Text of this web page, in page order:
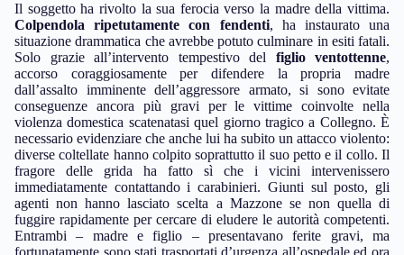
Il soggetto ha rivolto la sua ferocia verso la madre della vittima.
Colpendola ripetutamente con fendenti, ha instaurato una
situazione drammatica che avrebbe potuto culminare in esiti fatali.
Solo grazie all’intervento tempestivo del figlio ventottenne,
accorso coraggiosamente per difendere la propria madre
dall’assalto imminente dell’aggressore armato, si sono evitate
conseguenze ancora più gravi per le vittime coinvolte nella
violenza domestica scatenatasi quel giorno tragico a Collegno. È
necessario evidenziare che anche lui ha subito un attacco violento:
diverse coltellate hanno colpito soprattutto il suo petto e il collo. Il
fragore delle grida ha fatto sì che i vicini intervenissero
immediatamente contattando i carabinieri. Giunti sul posto, gli
agenti non hanno lasciato scelta a Mazzone se non quella di
fuggire rapidamente per cercare di eludere le autorità competenti.
Entrambi – madre e figlio – presentavano ferite gravi, ma
fortunatamente sono stati trasportati d’urgenza all’ospedale ed ora